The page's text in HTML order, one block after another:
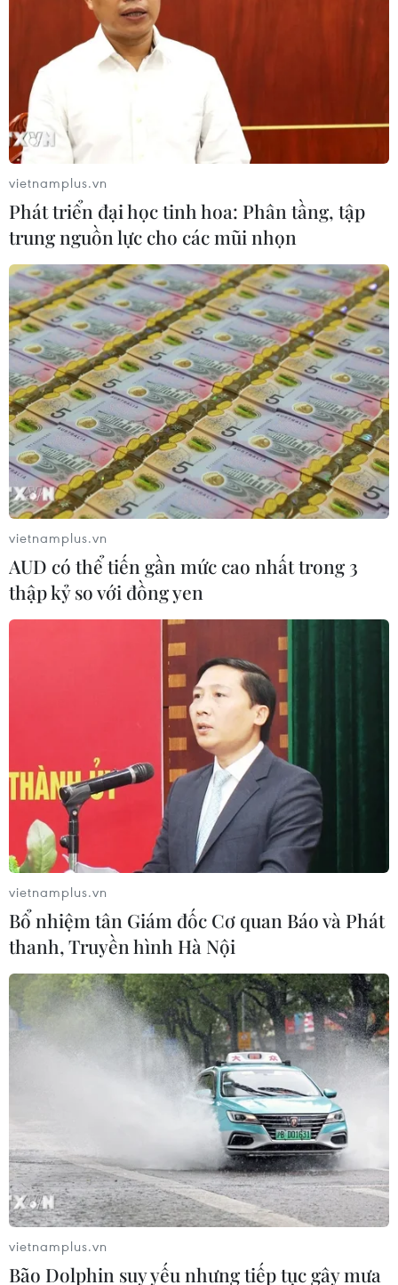
vietnamplus.vn
Phát triển đại học tinh hoa: Phân tầng, tập
trung nguồn lực cho các mũi nhọn
vietnamplus.vn
AUD có thể tiến gần mức cao nhất trong 3
thập kỷ so với đồng yen
vietnamplus.vn
Bổ nhiệm tân Giám đốc Cơ quan Báo và Phát
thanh, Truyền hình Hà Nội
vietnamplus.vn
Bão Dolphin suy yếu nhưng tiếp tục gây mưa